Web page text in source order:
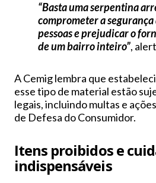
“Basta uma serpentina
comprometer a segurança
pessoas e prejudicar o
de um bairro inteiro”,
A Cemig lembra que
esse tipo de material estão
legais, incluindo multas e
de Defesa do Consumidor.
Itens proibidos e
indispensáveis